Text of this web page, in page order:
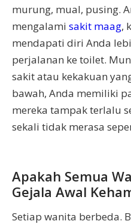
murung, mual, pusing.
mengalami sakit maag,
mendapati diri Anda
perjalanan ke toilet.
sakit atau kekakuan
bawah, Anda memiliki
mereka tampak terlalu
sekali tidak merasa
Apakah Semua
Gejala Awal
Setiap wanita berbeda.